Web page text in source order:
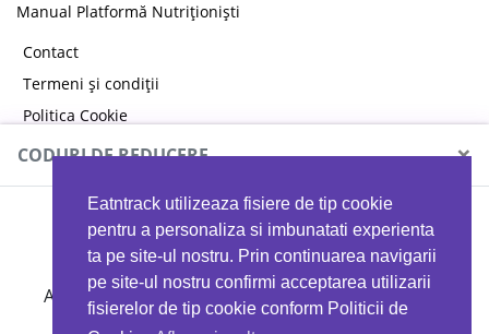
Eatntrack utilizeaza fisiere de tip cookie
pentru a personaliza si imbunatati experienta
ta pe site-ul nostru. Prin continuarea navigarii
pe site-ul nostru confirmi acceptarea utilizarii
fisierelor de tip cookie conform Politicii de
Manual Platformă Nutriționiști
Contact
Termeni și condiții
Politica Cookie
Politica de confidențialitate
CODURI DE REDUCERE ×
MYPROTEIN
Ai 40%reducere la orice comandă folosind codul
EATTRACK